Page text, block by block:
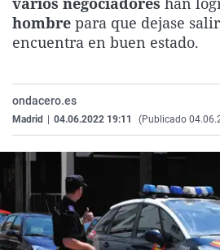
hombre para que dejase
encuentra en buen estado.
ondacero.es
Madrid 04.06.2022 19:11 (Publicado